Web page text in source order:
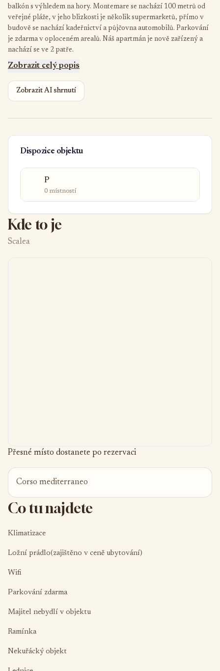
balkón s výhledem na hory. Montemare se nachází 100 metrů od
veřejné pláže, v jeho blizkosti je několik supermarketů, přímo v
budově se nachází kadeřnictví a půjčovna automobilů. Parkování
je zdarma v oploceném arealů. Náš apartmán je nově zařízený a
nachází se ve 2 patře.
Zobrazit celý popis
Zobrazit AI shrnutí
Dispozice objektu
P
0 místností
Kde to je
Scalea
Přesné místo dostanete po rezervaci
Corso mediterraneo
Co tu najdete
Klimatizace
Ložní prádlo(zajištěno v ceně ubytování)
Wifi
Parkování zdarma
Majitel nebydlí v objektu
Ramínka
Nekuřácký objekt